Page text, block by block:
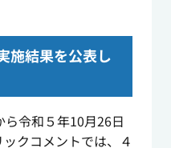
施結果を公表し
令和５年10月26日
ックコメントでは、４